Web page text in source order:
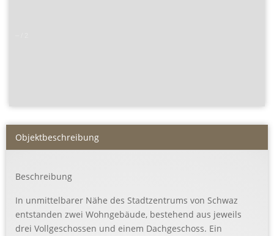
Objekt­beschreibung
Beschreibung
In unmittelbarer Nähe des Stadtzentrums von Schwaz
entstanden zwei Wohngebäude, bestehend aus jeweils
drei Vollgeschossen und einem Dachgeschoss. Ein